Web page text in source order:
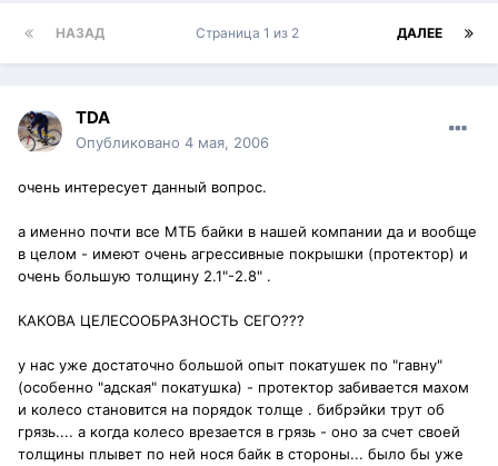
НАЗАД ДАЛЕЕ
Страница 1 из 2
TDA
Опубликовано 4 мая, 2006
очень интересует данный вопрос.
а именно почти все МТБ байки в нашей компании да и вообще
в целом - имеют очень агрессивные покрышки (протектор) и
очень большую толщину 2.1"-2.8" .
КАКОВА ЦЕЛЕСООБРАЗНОСТЬ СЕГО???
у нас уже достаточно большой опыт покатушек по "гавну"
(особенно "адская" покатушка) - протектор забивается махом
и колесо становится на порядок толще . бибрэйки трут об
грязь.... а когда колесо врезается в грязь - оно за счет своей
толщины плывет по ней нося байк в стороны... было бы уже